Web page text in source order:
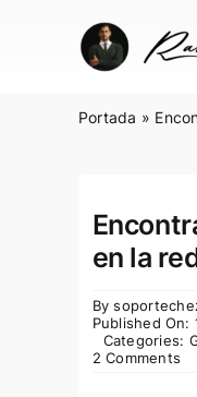
Portada »
en la
By
Published On:
Categories:
2 Comments